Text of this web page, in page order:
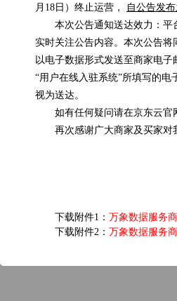
月18日）终止运营，
自公告发
本次公告通知送达效力：
实时关注公告内容。本次公告将
以电子数据形式发送至商家电
“用户在线入驻系统”所填写的
视为送达。
如有任何疑问请在京东云官
再次感谢广大商家及买家
下载附件1： 万象数据服务
下载附件2： 万象数据服务
浏览(1346) 评分(5)